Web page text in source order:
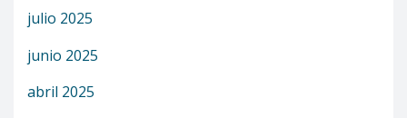
julio 2025
junio 2025
abril 2025